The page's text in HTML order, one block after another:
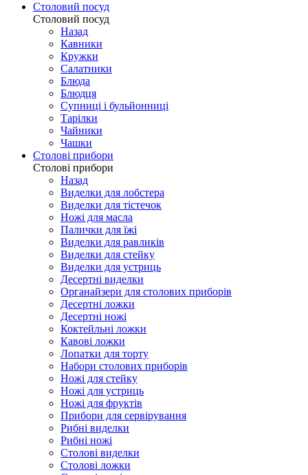
Столовий посуд
Столовий посуд
Назад
Кавники
Кружки
Салатники
Блюда
Блюдця
Супниці і бульйонниці
Тарілки
Чайники
Чашки
Столові прибори
Столові прибори
Назад
Виделки для лобстера
Виделки для тістечок
Ножі для масла
Палички для їжі
Виделки для равликів
Виделки для стейку
Виделки для устриць
Десертні виделки
Органайзери для столових приборів
Десертні ложки
Десертні ножі
Коктейльні ложки
Кавові ложки
Лопатки для торту
Набори столових приборів
Ножі для стейку
Ножі для устриць
Ножі для фруктів
Прибори для сервірування
Рибні виделки
Рибні ножі
Столові виделки
Столові ложки